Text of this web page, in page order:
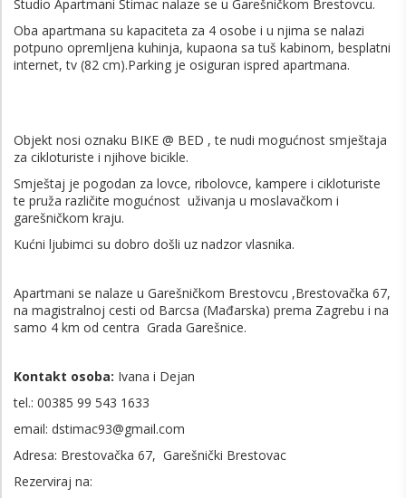
Studio Apartmani Štimac nalaze se u Garešničkom Brestovcu.
Oba apartmana su kapaciteta za 4 osobe i u njima se nalazi
potpuno opremljena kuhinja, kupaona sa tuš kabinom, besplatni
internet, tv (82 cm).Parking je osiguran ispred apartmana.
Objekt nosi oznaku BIKE @ BED , te nudi mogućnost smještaja
za cikloturiste i njihove bicikle.
Smještaj je pogodan za lovce, ribolovce, kampere i cikloturiste
te pruža različite mogućnost uživanja u moslavačkom i
garešničkom kraju.
Kućni ljubimci su dobro došli uz nadzor vlasnika.
Apartmani se nalaze u Garešničkom Brestovcu ,Brestovačka 67,
na magistralnoj cesti od Barcsa (Mađarska) prema Zagrebu i na
samo 4 km od centra Grada Garešnice.
Kontakt osoba: Ivana i Dejan
tel.: 00385 99 543 1633
email: dstimac93@gmail.com
Adresa: Brestovačka 67, Garešnički Brestovac
Rezerviraj na: